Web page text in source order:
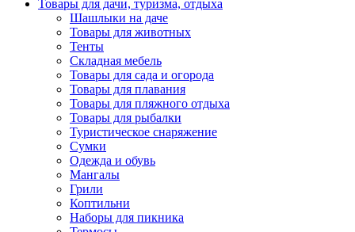
Товары для дачи, туризма, отдыха
Шашлыки на даче
Товары для животных
Тенты
Складная мебель
Товары для сада и огорода
Товары для плавания
Товары для пляжного отдыха
Товары для рыбалки
Туристическое снаряжение
Сумки
Одежда и обувь
Мангалы
Грили
Коптильни
Наборы для пикника